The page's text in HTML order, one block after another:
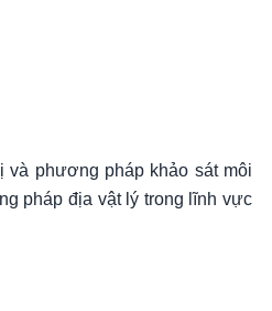
phương pháp khảo sát môi
pháp địa vật lý trong lĩnh vực